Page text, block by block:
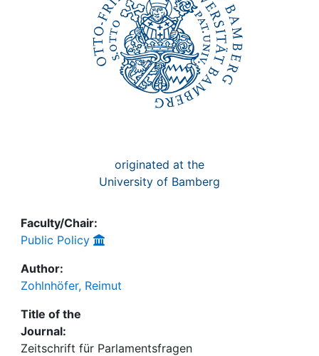
originated at the
University of Bamberg
Faculty/Chair:
Public Policy
Author:
Zohlnhöfer, Reimut
Title of the
Journal:
Zeitschrift für Parlamentsfragen